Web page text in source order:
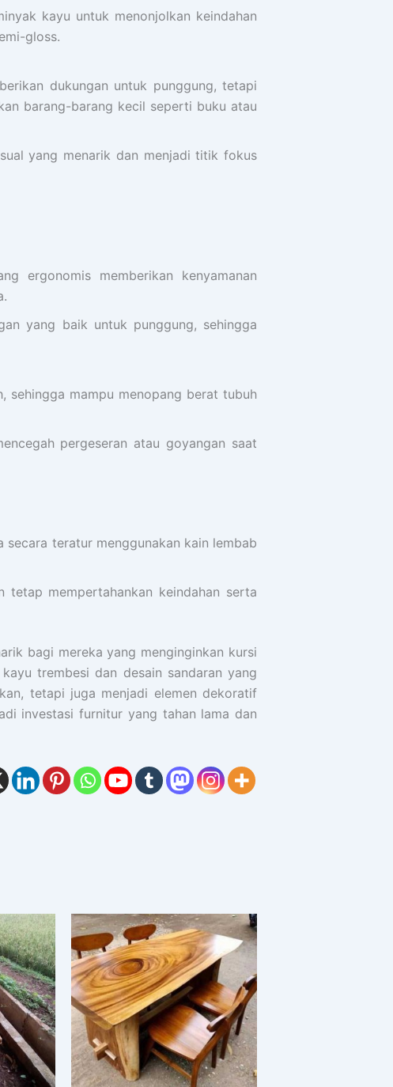
kayu untuk menonjolkan keindahan
gloss.
dukungan untuk punggung, tetapi
barang-barang kecil seperti buku atau
yang menarik dan menjadi titik fokus
ergonomis memberikan kenyamanan
yang baik untuk punggung, sehingga
sehingga mampu menopang berat tubuh
pergeseran atau goyangan saat
teratur menggunakan kain lembab
mempertahankan keindahan serta
bagi mereka yang menginginkan kursi
trembesi dan desain sandaran yang
tetapi juga menjadi elemen dekoratif
investasi furnitur yang tahan lama dan